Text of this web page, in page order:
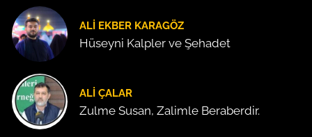
ALI EKBER KARAGÖZ
Hüseyni Kalpler ve Şehadet
ALI ÇALAR
Zulme Susan, Zalimle Beraberdir.